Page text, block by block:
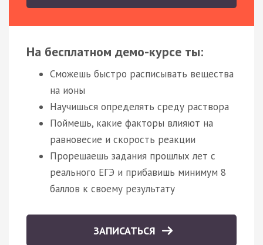
На бесплатном демо-курсе ты:
Сможешь быстро расписывать вещества
на ионы
Научишься определять среду раствора
Поймешь, какие факторы влияют на
равновесие и скорость реакции
Прорешаешь задания прошлых лет с
реального ЕГЭ и прибавишь минимум 8
баллов к своему результату
ЗАПИСАТЬСЯ